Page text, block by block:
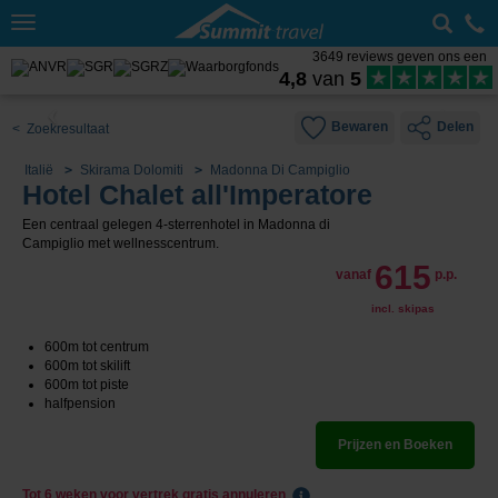
Toggle
3649 reviews geven ons een
4,8 van 5
< Zoekresultaat Bewaren Delen
Italië Skirama Dolomiti Madonna Di Campiglio
Hotel Chalet all'Imperatore
Een centraal gelegen 4-sterrenhotel in Madonna di
Campiglio met wellnesscentrum.
vanaf 615 p.p.
incl. skipas
600m tot centrum
600m tot skilift
600m tot piste
halfpension
Prijzen en Boeken
Tot 6 weken voor vertrek gratis annuleren